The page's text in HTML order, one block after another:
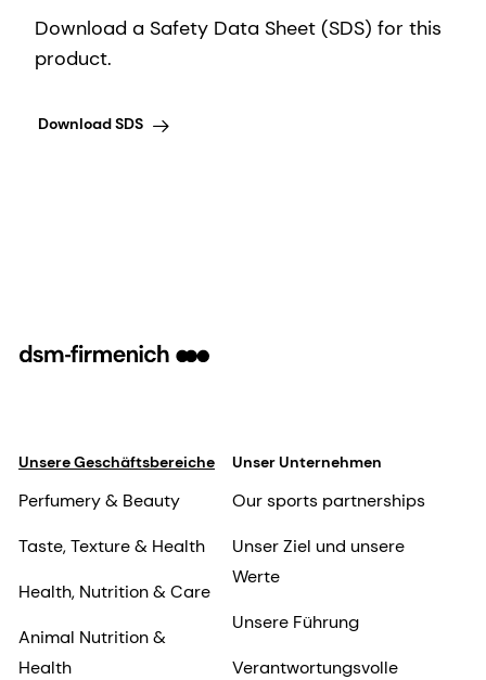
Download a Safety Data Sheet (SDS) for this
product.
Download SDS
Unsere Geschäftsbereiche
Perfumery & Beauty
Taste, Texture & Health
Health, Nutrition & Care
Animal Nutrition &
Health
Unser Unternehmen
Our sports partnerships
Unser Ziel und unsere
Werte
Unsere Führung
Verantwortungsvolle